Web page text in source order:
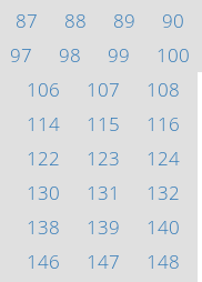
87 88 89
90
97 98 99
100
106 107
108
114 115
116
122 123
124
130 131
132
138 139
140
146 147
148